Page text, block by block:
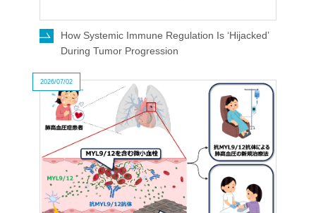
How Systemic Immune Regulation Is ‘Hijacked’
During Tumor Progression
2026/07/02